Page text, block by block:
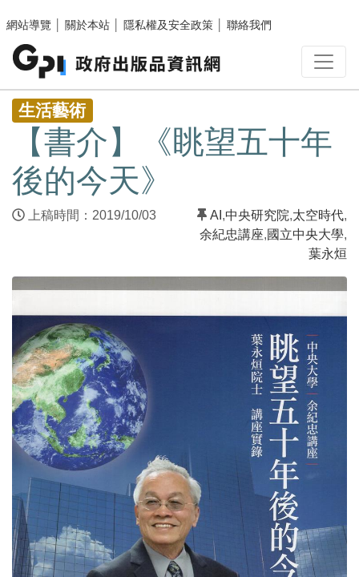
網站導覽
關於本站 隱私權及安全政策 聯絡我們
:::
生活藝術
【書介】《眺望五十年
後的今天》
上稿時間：2019/10/03 AI ,中央研究院,太空時代,
余紀忠講座,國立中央大學,
葉永烜